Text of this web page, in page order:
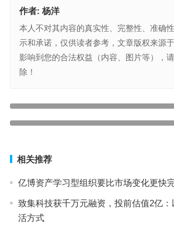
作者: 杨洋
本人不对其内容的真实性、完整性、准确
示和承诺，仅供读者参考，文章版权来源
影响到您的合法权益（内容、图片等），
除！
相关推荐
亿博资产学习型组织要比市场变化更快
致集科技获千万元融资，投前估值2亿
活方式